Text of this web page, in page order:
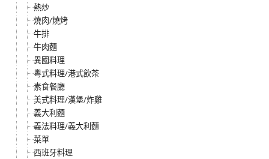
熱炒
燒肉/燒烤
牛排
牛肉麵
異國料理
粵式料理/港式飲茶
素食餐廳
美式料理/漢堡/炸雞
義大利麵
義法料理/義大利麵
菜單
西班牙料理